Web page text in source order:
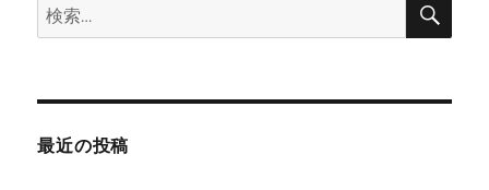
検
索:
最近の投稿